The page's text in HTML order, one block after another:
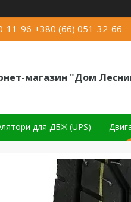
11-96 +380 (66) 051-32-66
магазин "Дом
для ДБЖ (UPS)